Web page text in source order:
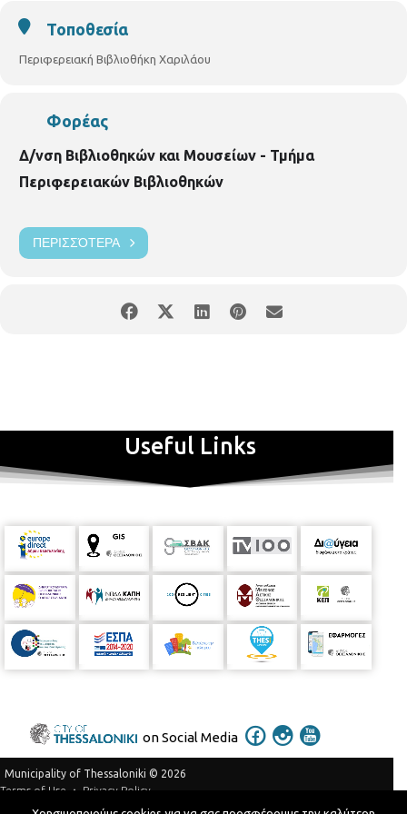
Τοποθεσία
Περιφερειακή Βιβλιοθήκη Χαριλάου
Φορέας
Δ/νση Βιβλιοθηκών και Μουσείων - Τμήμα
Περιφερειακών Βιβλιοθηκών
ΠΕΡΙΣΣΌΤΕΡΑ
Useful Links
on Social Media
Municipality of Thessaloniki © 2026
Terms of Use
Privacy Policy